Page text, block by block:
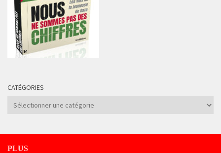
CATÉGORIES
Catégories
PLUS